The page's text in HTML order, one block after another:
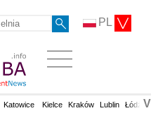
PL
Katowice Kielce Kraków Lublin Łódź V